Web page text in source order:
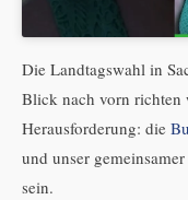
Die Landtagswahl in
Blick nach vorn richten
Herausforderung: die
und unser
sein.